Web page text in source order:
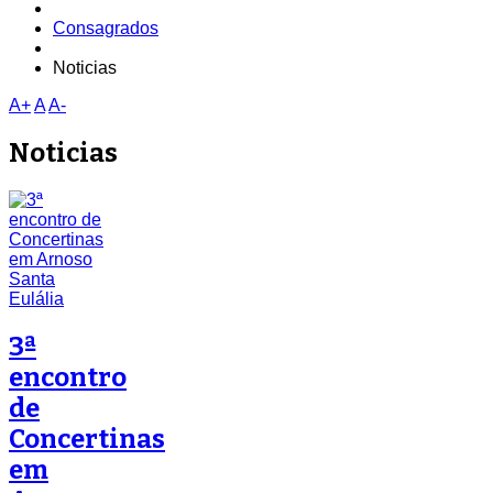
Consagrados
Noticias
A+AA-
Noticias
3ª
encontro
de
Concertinas
em